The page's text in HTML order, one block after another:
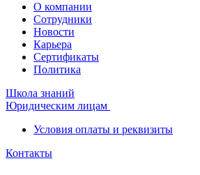
О компании
Сотрудники
Новости
Карьера
Сертификаты
Политика
Школа знаний
Юридическим лицам
Условия оплаты и реквизиты
Контакты